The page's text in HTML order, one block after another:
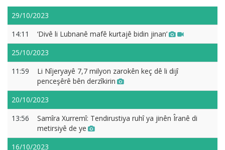
29/10/2023
14:11
‘Divê li Lubnanê mafê kurtajê bidin jinan’
25/10/2023
11:59
Li Nîjeryayê 7,7 milyon zarokên keç dê li dijî
penceşêrê bên derzîkirin
20/10/2023
13:56
Samîra Xurremî: Tendirustiya ruhî ya jinên Îranê di
metirsiyê de ye
16/10/2023